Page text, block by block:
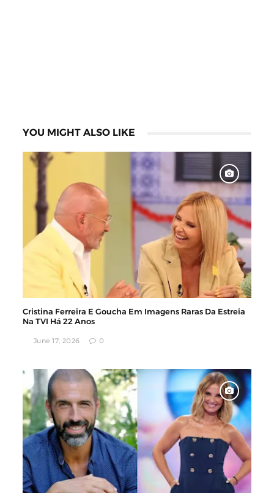
YOU MIGHT ALSO LIKE
Cristina Ferreira E Goucha Em Imagens Raras Da Estreia
Na TVI Há 22 Anos
June 17, 2026 0